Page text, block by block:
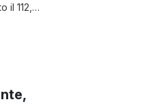
il 112,
la